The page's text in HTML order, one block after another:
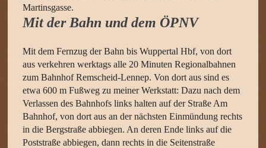
Martinsgasse.
Mit der Bahn und dem ÖPNV
Mit dem Fernzug der Bahn bis Wuppertal Hbf, von dort
aus verkehren werktags alle 20 Minuten Regionalbahnen
zum Bahnhof Remscheid-Lennep. Von dort aus sind es
etwa 600 m Fußweg zu meiner Werkstatt: Dazu nach dem
Verlassen des Bahnhofs links halten auf der Straße Am
Bahnhof, von dort aus an der nächsten Einmündung rechts
in die Bergstraße abbiegen. An deren Ende links auf die
Poststraße abbiegen, dann rechts in die Seitenstraße